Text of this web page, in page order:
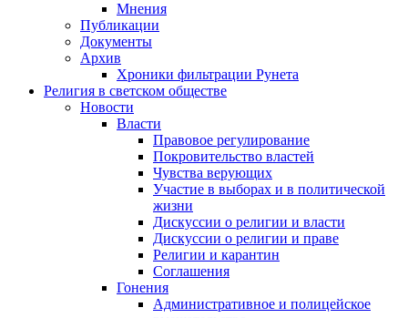
Мнения
Публикации
Документы
Архив
Хроники фильтрации Рунета
Религия в светском обществе
Новости
Власти
Правовое регулирование
Покровительство властей
Чувства верующих
Участие в выборах и в политической
жизни
Дискуссии о религии и власти
Дискуссии о религии и праве
Религии и карантин
Соглашения
Гонения
Административное и полицейское